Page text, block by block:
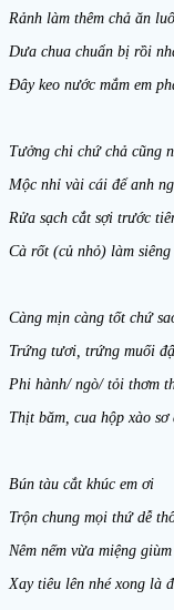
Rảnh làm thêm chả ăn
Dưa chua chuẩn bị rồi
Đây keo nước mắm em
Tưởng chi chứ chả cũng
Mộc nhỉ vài cái để anh
Rửa sạch cắt sợi trước
Cà rốt (củ nhỏ) làm
Càng mịn càng tốt chứ
Trứng tươi, trứng muối
Phi hành/ ngò/ tỏi thơm
Thịt băm, cua hộp xào
Bún tàu cắt khúc em ơi
Trộn chung mọi thứ dễ
Nêm nếm vừa miệng
Xay tiêu lên nhé xong là